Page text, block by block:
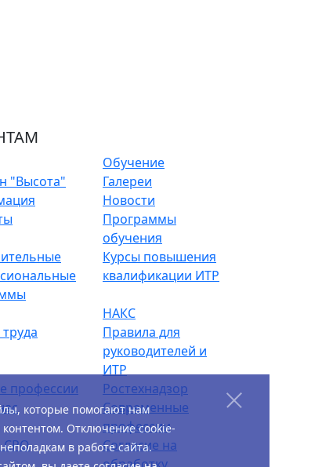
Обучение
"Высота"
Галереи
Новости
Программы
обучения
Курсы повышения
квалификации ИТР
НАКС
Правила для
руководителей и
ИТР
профессии
Ростехнадзор
Современные
профессии
СРО
Согласие на
которые помогают нам
Отключение cookie-
в работе сайта.